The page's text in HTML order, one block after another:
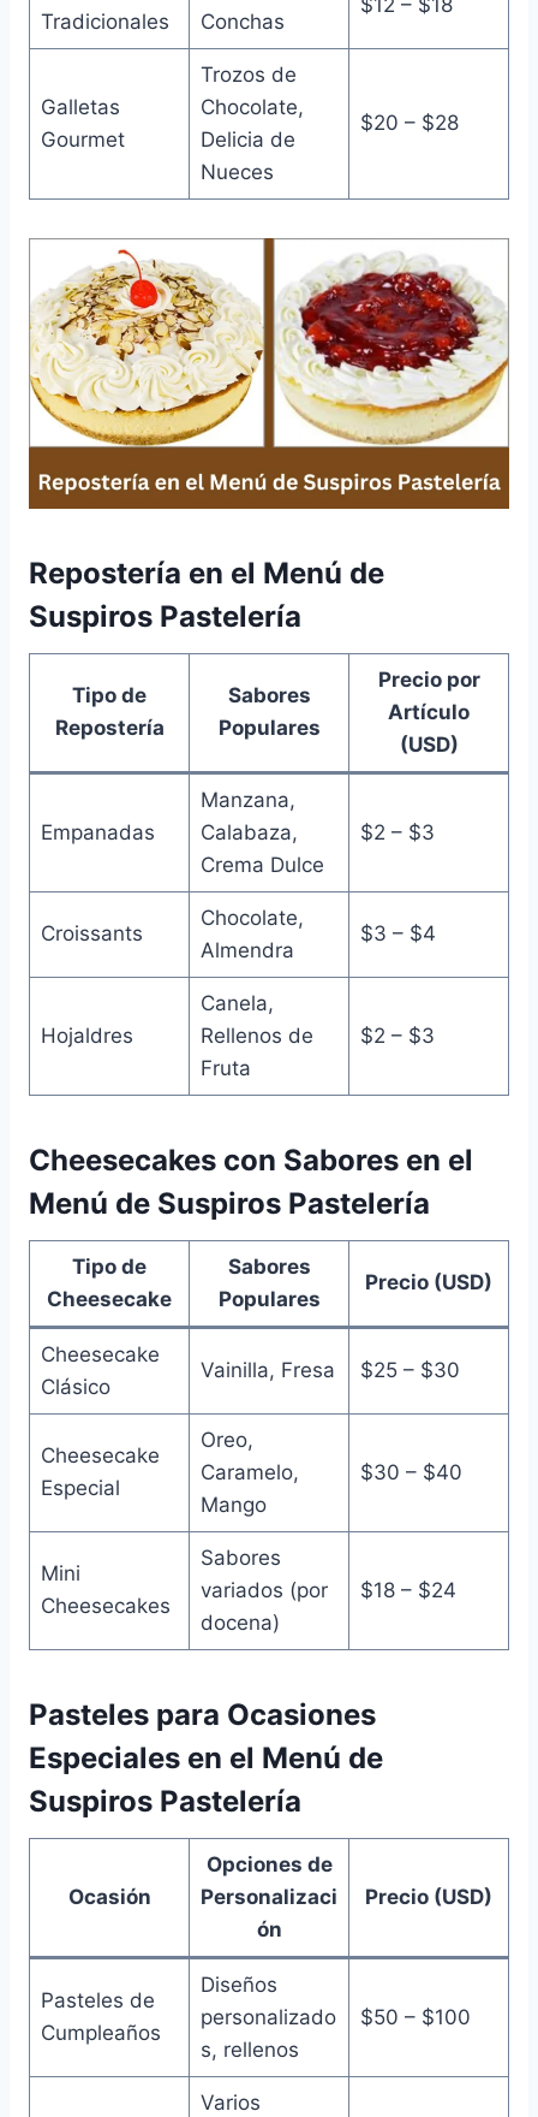
Tradicionales
Conchas
Galletas
Gourmet
Trozos de
Chocolate,
Delicia de
Nueces
$20 – $28
Repostería en el Menú de
Suspiros Pastelería
Tipo de
Repostería
Sabores
Populares
Precio por
Artículo
(USD)
Empanadas
Manzana,
Calabaza,
Crema Dulce
$2 – $3
Croissants
Chocolate,
Almendra
$3 – $4
Hojaldres
Canela,
Rellenos de
Fruta
$2 – $3
Cheesecakes con Sabores en el
Menú de Suspiros Pastelería
Tipo de
Cheesecake
Sabores
Populares
Precio (USD)
Cheesecake
Clásico
Vainilla, Fresa $25 – $30
Cheesecake
Especial
Oreo,
Caramelo,
Mango
$30 – $40
Mini
Cheesecakes
Sabores
variados (por
docena)
$18 – $24
Pasteles para Ocasiones
Especiales en el Menú de
Suspiros Pastelería
Ocasión
Opciones de
Personalizaci
ón
Precio (USD)
Pasteles de
Cumpleaños
Diseños
personalizado
s, rellenos
$50 – $100
Varios